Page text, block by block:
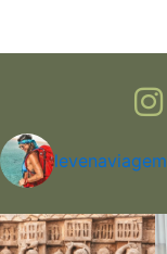
levenaviagem